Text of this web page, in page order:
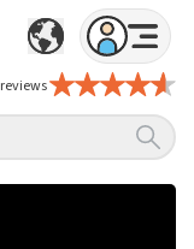
reviews